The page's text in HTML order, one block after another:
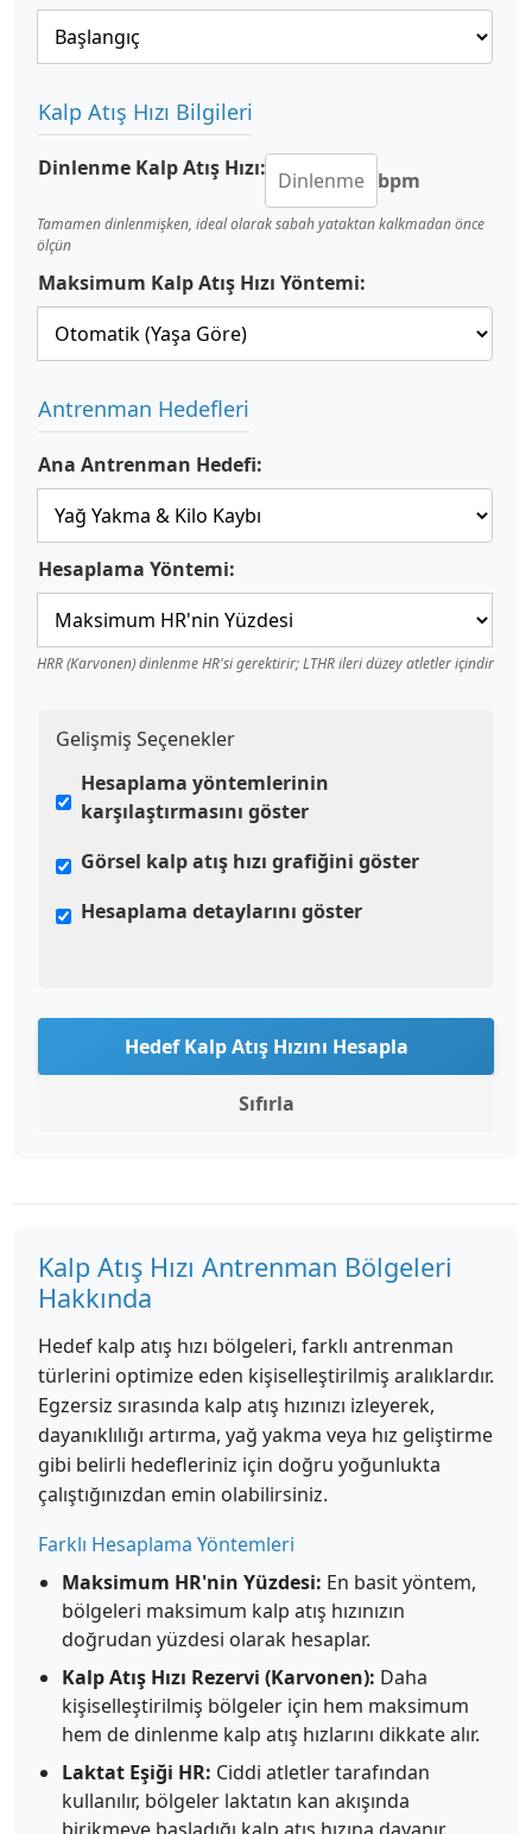
Kalp Atış Hızı Bilgileri
Dinlenme Kalp Atış Hızı: bpm
Tamamen dinlenmişken, ideal olarak sabah yataktan kalkmadan önce
ölçün
Maksimum Kalp Atış Hızı Yöntemi:
Antrenman Hedefleri
Ana Antrenman Hedefi:
Hesaplama Yöntemi:
HRR (Karvonen) dinlenme HR'si gerektirir; LTHR ileri düzey atletler içindir
Gelişmiş Seçenekler
Hesaplama yöntemlerinin
karşılaştırmasını göster
Görsel kalp atış hızı grafiğini göster
Hesaplama detaylarını göster
Hedef Kalp Atış Hızını Hesapla
Sıfırla
Kalp Atış Hızı Antrenman Bölgeleri
Hakkında
Hedef kalp atış hızı bölgeleri, farklı antrenman
türlerini optimize eden kişiselleştirilmiş aralıklardır.
Egzersiz sırasında kalp atış hızınızı izleyerek,
dayanıklılığı artırma, yağ yakma veya hız geliştirme
gibi belirli hedefleriniz için doğru yoğunlukta
çalıştığınızdan emin olabilirsiniz.
Farklı Hesaplama Yöntemleri
Maksimum HR'nin Yüzdesi: En basit yöntem,
bölgeleri maksimum kalp atış hızınızın
doğrudan yüzdesi olarak hesaplar.
Kalp Atış Hızı Rezervi (Karvonen): Daha
kişiselleştirilmiş bölgeler için hem maksimum
hem de dinlenme kalp atış hızlarını dikkate alır.
Laktat Eşiği HR: Ciddi atletler tarafından
kullanılır, bölgeler laktatın kan akışında